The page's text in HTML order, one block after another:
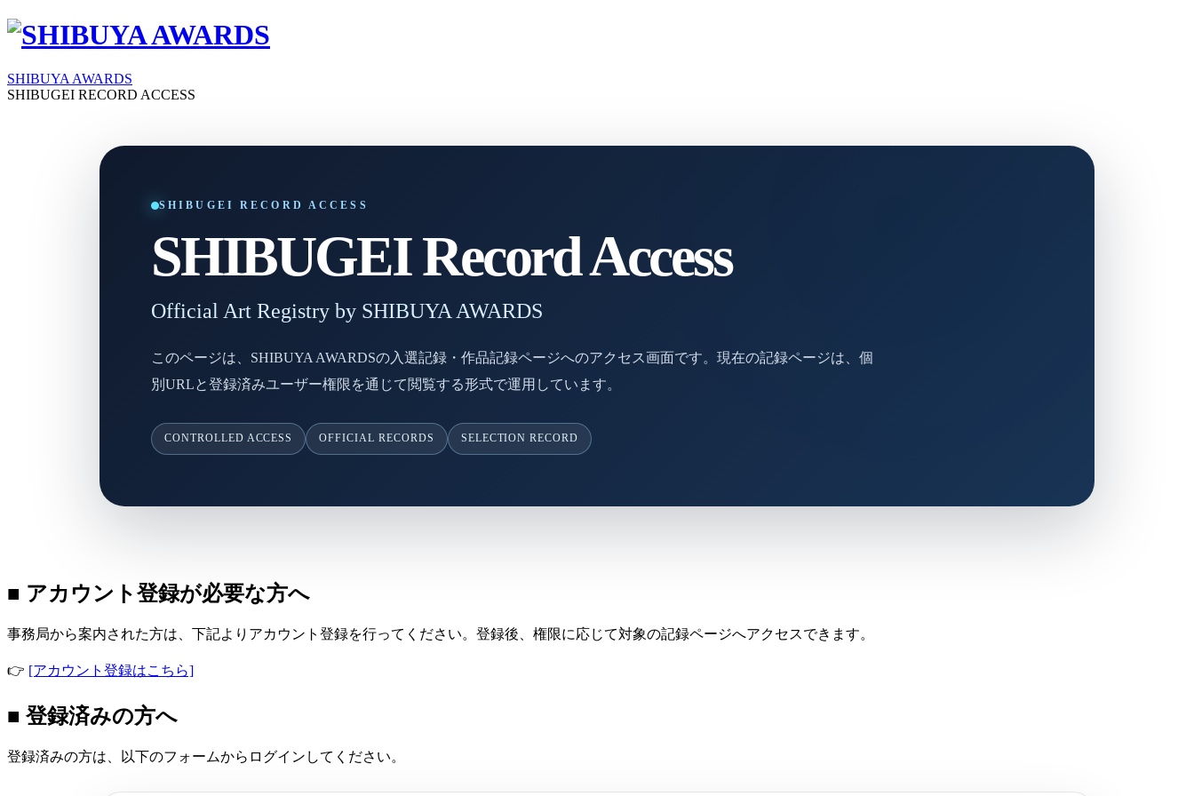
SHIBUYA AWARDS
SHIBUGEI RECORD ACCESS
SHIBUGEI RECORD ACCESS
SHIBUGEI Record Access
Official Art Registry by SHIBUYA AWARDS
このページは、SHIBUYA AWARDSの入選記録・作品記録ページへのアクセス画面です。現在の記録ページは、個
別URLと登録済みユーザー権限を通じて閲覧する形式で運用しています。
CONTROLLED ACCESS OFFICIAL RECORDS SELECTION RECORD
■ アカウント登録が必要な方へ
事務局から案内された方は、下記よりアカウント登録を行ってください。登録後、権限に応じて対象の記録ページへアクセスできます。
👉 [アカウント登録はこちら]
■ 登録済みの方へ
登録済みの方は、以下のフォームからログインしてください。